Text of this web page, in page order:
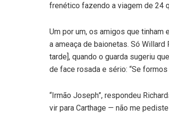
frenético fazendo a viagem de 24
Um por um, os amigos que
a ameaça de baionetas. Só Willard
tarde], quando o guarda sugeriu
de face rosada e sério: “Se
“Irmão Joseph”, respondeu
vir para Carthage — não me